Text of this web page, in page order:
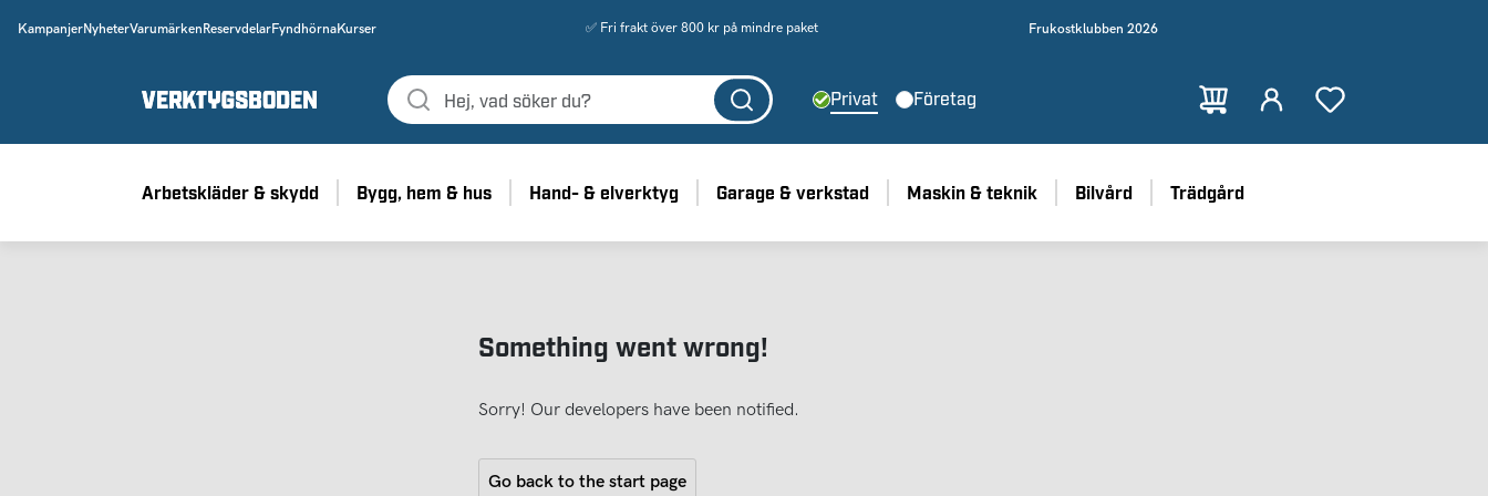
KampanjerNyheterVarumärken ReservdelarFyndhörnaKurser ✅ Fri frakt över 800 kr på mindre paket Frukostklubben 2026
Privat Företag
Arbetskläder & skydd Bygg, hem & hus Hand- & elverktyg Garage & verkstad Maskin & teknik Bilvård Trädgård
Something went wrong!
Sorry! Our developers have been notified.
Go back to the start page